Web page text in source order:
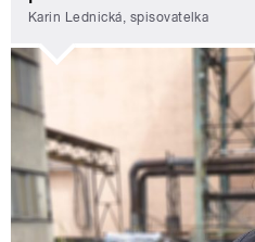
Karin Lednická, spisovatelka